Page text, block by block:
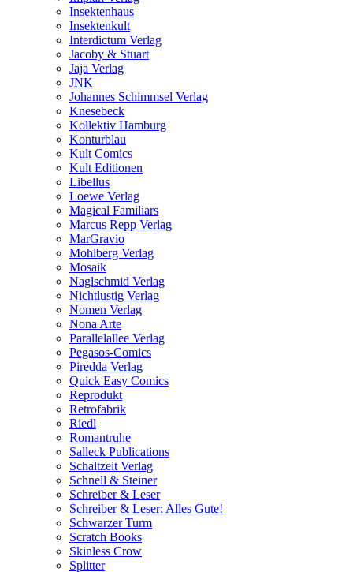
Insektenhaus
Insektenkult
Interdictum Verlag
Jacoby & Stuart
Jaja Verlag
JNK
Johannes Schimmsel Verlag
Knesebeck
Kollektiv Hamburg
Konturblau
Kult Comics
Kult Editionen
Libellus
Loewe Verlag
Magical Familiars
Marcus Repp Verlag
MarGravio
Mohlberg Verlag
Mosaik
Naglschmid Verlag
Nichtlustig Verlag
Nomen Verlag
Nona Arte
Parallelallee Verlag
Pegasos-Comics
Piredda Verlag
Quick Easy Comics
Reprodukt
Retrofabrik
Riedl
Romantruhe
Salleck Publications
Schaltzeit Verlag
Schnell & Steiner
Schreiber & Leser
Schreiber & Leser: Alles Gute!
Schwarzer Turm
Scratch Books
Skinless Crow
Splitter